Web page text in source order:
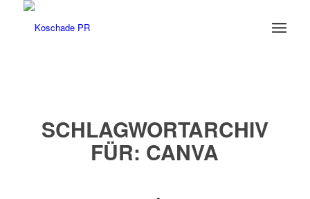
SCHLAGWORTARCHIV
FÜR: CANVA